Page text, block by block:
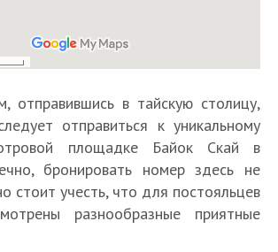
отправившись в тайскую столицу,
отправиться к уникальному
площадке Байок Скай в
бронировать номер здесь не
стоит учесть, что для постояльцев
разнообразные приятные